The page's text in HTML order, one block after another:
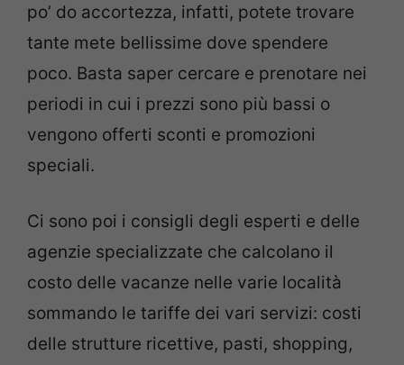
po’ do accortezza, infatti, potete trovare
tante mete bellissime dove spendere
poco. Basta saper cercare e prenotare nei
periodi in cui i prezzi sono più bassi o
vengono offerti sconti e promozioni
speciali.
Ci sono poi i consigli degli esperti e delle
agenzie specializzate che calcolano il
costo delle vacanze nelle varie località
sommando le tariffe dei vari servizi: costi
delle strutture ricettive, pasti, shopping,